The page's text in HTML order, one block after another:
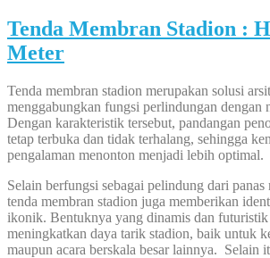
Tenda Membran Stadion :
Meter
Tenda membran stadion merupakan solusi
menggabungkan fungsi perlindungan dengan
Dengan karakteristik tersebut, pandangan
tetap terbuka dan tidak terhalang, sehingga
pengalaman menonton menjadi lebih optimal.
Selain berfungsi sebagai pelindung dari panas
tenda membran stadion juga memberikan
ikonik. Bentuknya yang dinamis dan futuristik
meningkatkan daya tarik stadion, baik untuk
maupun acara berskala besar lainnya. Selain